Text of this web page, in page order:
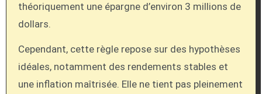
théoriquement une épargne d’environ 3 millions de
dollars.
Cependant, cette règle repose sur des hypothèses
idéales, notamment des rendements stables et
une inflation maîtrisée. Elle ne tient pas pleinement